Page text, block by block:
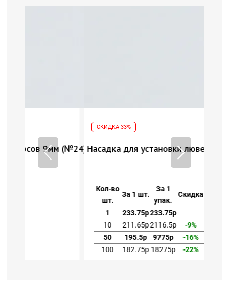
(№24)Насадка для установки люверсов 9мм (№24)
За 1
упак.
Скидка
233.75р
2116.5р
-9%
9775р
-16%
18275р -22%